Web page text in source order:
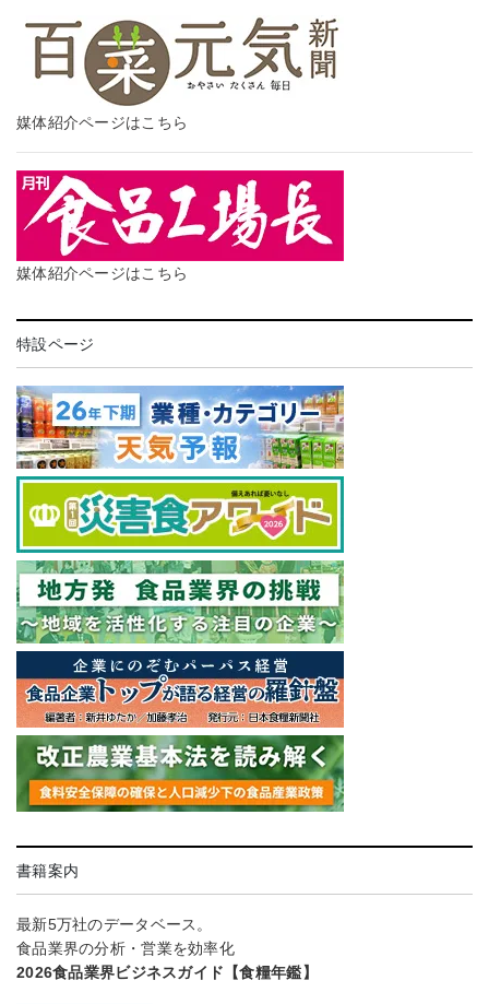
媒体紹介ページはこちら
媒体紹介ページはこちら
特設ページ
書籍案内
最新5万社のデータベース。
食品業界の分析・営業を効率化
2026食品業界ビジネスガイド【食糧年鑑】